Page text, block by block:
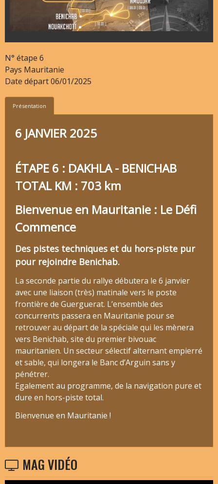
N° étape 6
Pays Mauritanie
Date départ06/01/2025
Présentation
6 JANVIER 2025
ÉTAPE 6 : DAKHLA - BENICHAB
TOTAL KM : 703 km
Bienvenue en Mauritanie : Le Défi
Commence
Des pistes techniques et du hors-piste pur
pour rejoindre Benichab.
La seconde partie du rallye débutera le 6 janvier
avec une liaison (très) matinale vers le poste
frontière de Guerguerat. L’ensemble des
concurrents passera en Mauritanie pour se
retrouver au départ de la spéciale qui les mènera
vers Benichab, site du premier bivouac
mauritanien. Un secteur sélectif alternant empierré
et sable, qui longera le Banc d’Arguin sans y
pénétrer.
Egalement au programme, de la navigation pure et
dure en hors-piste total.
Bienvenue en Mauritanie !
MAG VIDÉO